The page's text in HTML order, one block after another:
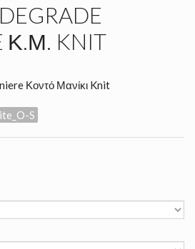
Κ.Μ. KNIT
Κοντό Μανίκι Knit
S